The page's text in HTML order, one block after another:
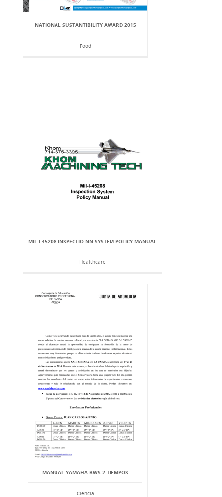
NATIONAL SUSTANTIBILITY AWARD 2015
Food
MIL-I-45208 INSPECTIO NN SYSTEM POLICY MANUAL
Healthcare
MANUAL YAMAHA BWS 2 TIEMPOS
Ciencia